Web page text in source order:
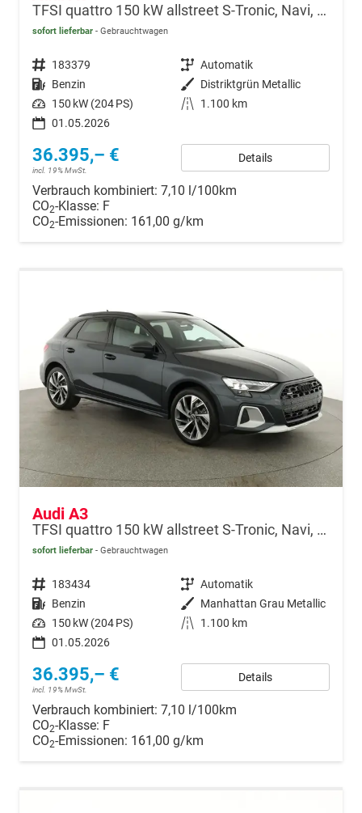
TFSI quattro 150 kW allstreet S-Tronic, Navi, 18-Zoll, 5-J. Garantie
sofort lieferbar Gebrauchtwagen
Fahrzeugnr. 183379 Getriebe Automatik
Kraftstoff Benzin Außenfarbe Distriktgrün Metallic
Leistung 150 kW (204 PS) Kilometerstand
1.100 km
01.05.2026
36.395,– €
incl. 19% MwSt.
Details
Verbrauch kombiniert: 7,10 l/100km
CO2-Klasse: F
CO2-Emissionen: 161,00 g/km
Audi A3
TFSI quattro 150 kW allstreet S-Tronic, Navi, 18-Zoll, 5-J. Garantie
sofort lieferbar Gebrauchtwagen
Fahrzeugnr. 183434 Getriebe Automatik
Kraftstoff Benzin Außenfarbe Manhattan Grau Metallic
Leistung 150 kW (204 PS) Kilometerstand
1.100 km
01.05.2026
36.395,– €
incl. 19% MwSt.
Details
Verbrauch kombiniert: 7,10 l/100km
CO2-Klasse: F
CO2-Emissionen: 161,00 g/km